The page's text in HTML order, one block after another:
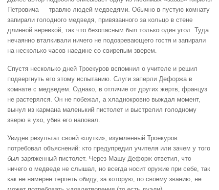
Петровича — травлю людей медведями. Обычно в пустую комнату
запирали голодного медведя, привязанного за кольцо в стене
длинной веревкой, так что безопасным был только один угол. Туда
нечаянно вталкивали ничего не подозревающего гостя и запирали
на несколько часов наедине со свирепым зверем.
Спустя несколько дней Троекуров вспомнил о учителе и решил
подвергнуть его этому испытанию. Слуги заперли Дефоржа в
комнате с медведем. Однако, в отличие от других жертв, француз
не растерялся. Он не побежал, а хладнокровно выждал момент,
вынул из кармана маленький пистолет и выстрелил голодному
зверю в ухо, убив его наповал.
Увидев результат своей «шутки», изумленный Троекуров
потребовал объяснений: кто предупредил учителя или зачем у того
был заряженный пистолет. Через Машу Дефорж ответил, что
ничего о медведе не слышал, но всегда носит оружие при себе, так
как не намерен терпеть обиду, за которую, по своему званию, не